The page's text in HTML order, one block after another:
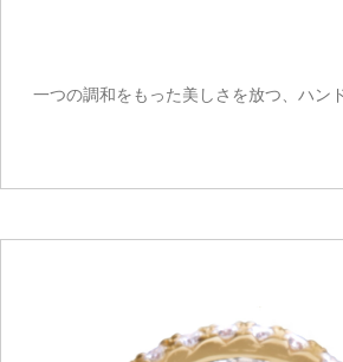
一つの調和をもった美しさを放つ、ハン